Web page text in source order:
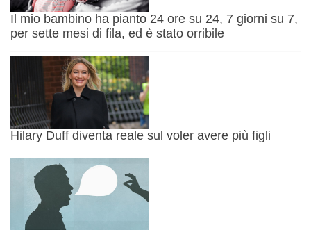
Il mio bambino ha pianto 24 ore su 24, 7 giorni su 7,
per sette mesi di fila, ed è stato orribile
Hilary Duff diventa reale sul voler avere più figli